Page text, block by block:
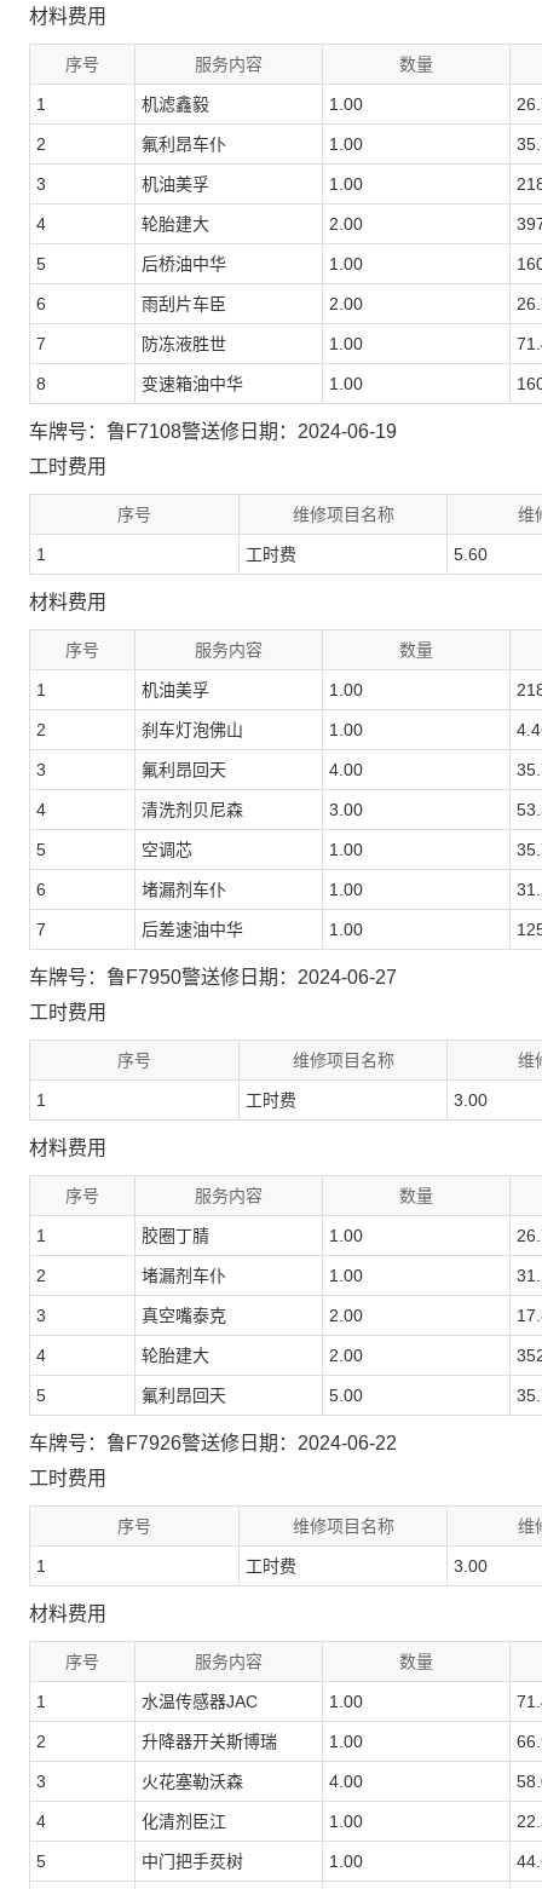
材料费用
序号 服务内容 数量
1 机滤鑫毅 1.00
2 氟利昂车仆 1.00
3 机油美孚 1.00
4 轮胎建大 2.00
5 后桥油中华 1.00
6 雨刮片车臣 2.00
7 防冻液胜世 1.00
8 变速箱油中华 1.00
车牌号：鲁F7108警送修日期：2024-06-19
工时费用
序号 维修项目名称 维
1 工时费 5.60
材料费用
序号 服务内容 数量
1 机油美孚 1.00
2 刹车灯泡佛山 1.00
3 氟利昂回天 4.00
4 清洗剂贝尼森 3.00
5 空调芯 1.00
6 堵漏剂车仆 1.00
7 后差速油中华 1.00
车牌号：鲁F7950警送修日期：2024-06-27
工时费用
序号 维修项目名称 维
1 工时费 3.00
材料费用
序号 服务内容 数量
1 胶圈丁腈 1.00
2 堵漏剂车仆 1.00
3 真空嘴泰克 2.00
4 轮胎建大 2.00
5 氟利昂回天 5.00
车牌号：鲁F7926警送修日期：2024-06-22
工时费用
序号 维修项目名称 维
1 工时费 3.00
材料费用
序号 服务内容 数量
1 水温传感器JAC 1.00
2 升降器开关斯博瑞 1.00
3 火花塞勒沃森 4.00
4 化清剂臣江 1.00
5 中门把手烎树 1.00